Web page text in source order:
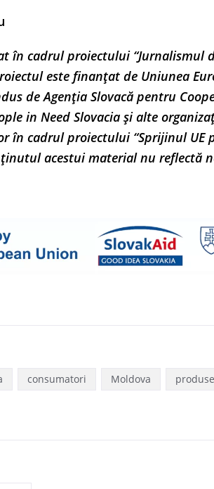
în cadrul proiectului
este finanțat de Uniunea
de Agenția Slovacă pentru
in Need Slovacia și alte
în cadrul proiectului “Sprijinul
acestui material nu reflectă
consumatori Moldova